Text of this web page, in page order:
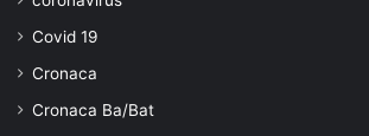
Covid 19
Cronaca
Cronaca Ba/Bat